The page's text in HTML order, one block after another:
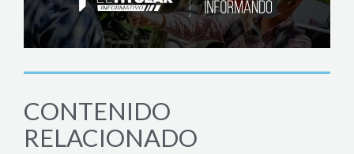
CONTENIDO
RELACIONADO